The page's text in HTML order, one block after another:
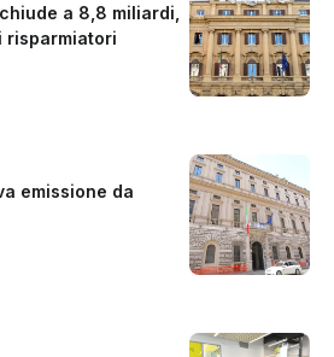
a 8,8 miliardi,
risparmiatori
emissione da